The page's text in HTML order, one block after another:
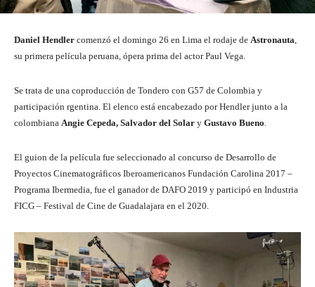
Daniel Hendler comenzó el domingo 26 en Lima el rodaje de Astronauta,
su primera película peruana, ópera prima del actor Paul Vega.
Se trata de una coproducción de Tondero con G57 de Colombia y
participación rgentina. El elenco está encabezado por Hendler junto a la
colombiana Angie Cepeda, Salvador del Solar y Gustavo Bueno.
El guion de la película fue seleccionado al concurso de Desarrollo de
Proyectos Cinematográficos Iberoamericanos Fundación Carolina 2017 –
Programa Ibermedia, fue el ganador de DAFO 2019 y participó en Industria
FICG – Festival de Cine de Guadalajara en el 2020.